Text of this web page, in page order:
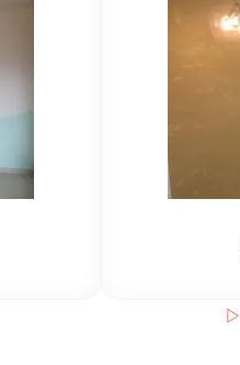
▷